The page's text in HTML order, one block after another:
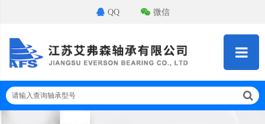
QQ 微信
请输入查询轴承型号